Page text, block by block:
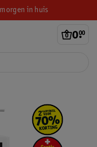
in huis
0.
00